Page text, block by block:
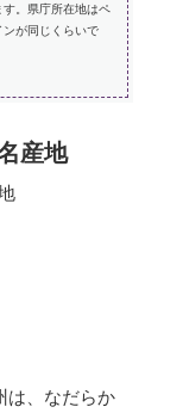
す。県庁所在地はペ
ンが同じくらいで
産地
は、なだらか